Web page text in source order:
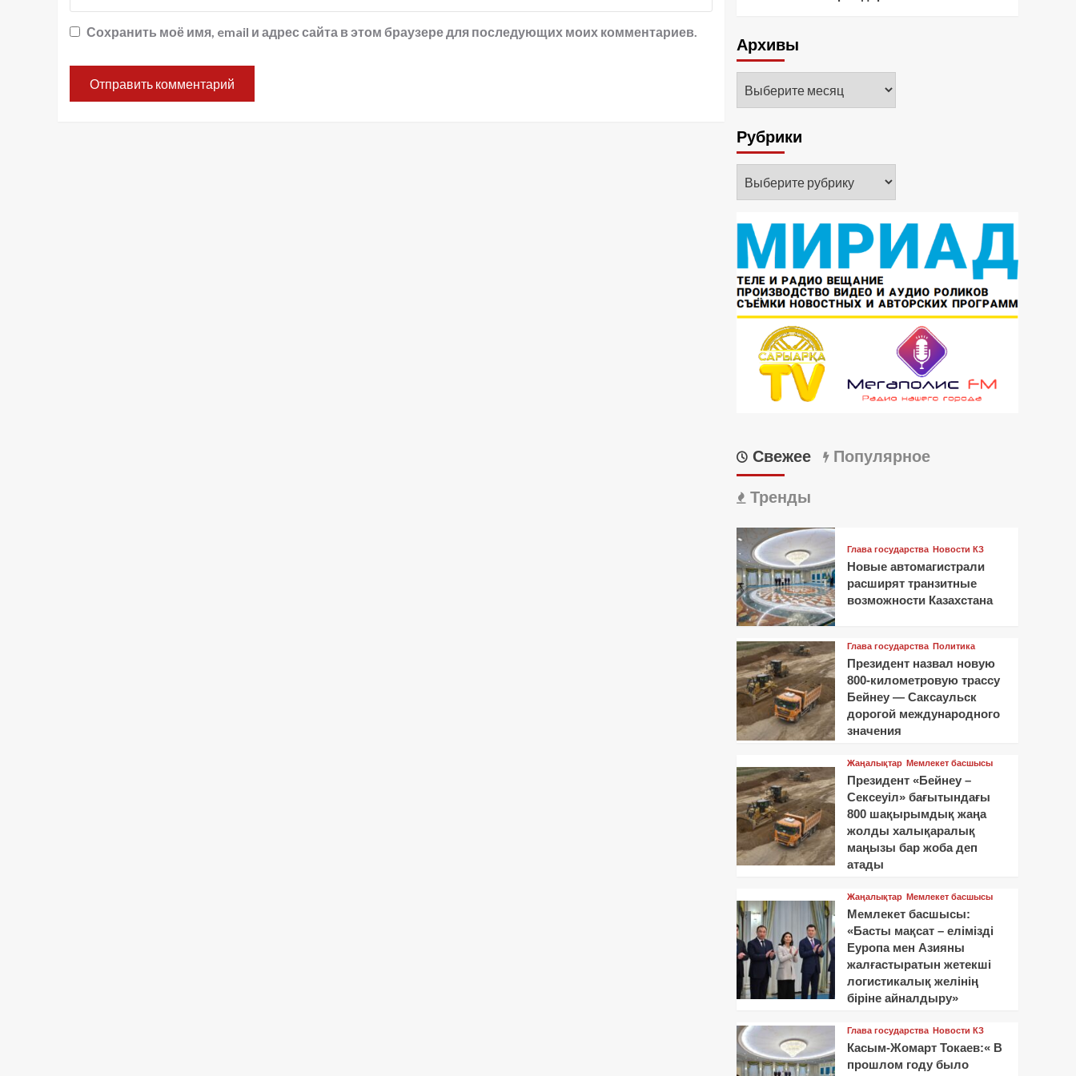
Сохранить моё имя, email и адрес сайта в этом браузере для последующих моих комментариев.
Архивы
Рубрики
Свежее Популярное
Тренды
Глава государства Новости КЗ
Новые автомагистрали
расширят транзитные
возможности Казахстана
Глава государства Политика
Президент назвал новую
800-километровую трассу
Бейнеу — Саксаульск
дорогой международного
значения
Жаңалықтар Мемлекет басшысы
Президент «Бейнеу –
Сексеуіл» бағытындағы
800 шақырымдық жаңа
жолды халықаралық
маңызы бар жоба деп
атады
Жаңалықтар Мемлекет басшысы
Мемлекет басшысы:
«Басты мақсат – елімізді
Еуропа мен Азияны
жалғастыратын жетекші
логистикалық желінің
біріне айналдыру»
Глава государства Новости КЗ
Касым-Жомарт Токаев:« В
прошлом году было